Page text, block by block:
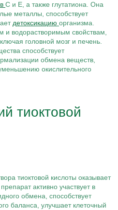
C и E, а также глутатиона. Она
металлы, способствует
детоксикацию организма.
и водорастворимым свойствам,
головной мозг и печень.
способствует
обмена веществ,
окислительного
тиоктовой
тиоктовой кислоты оказывает
активно участвует в
обмена, способствует
баланса, улучшает клеточный